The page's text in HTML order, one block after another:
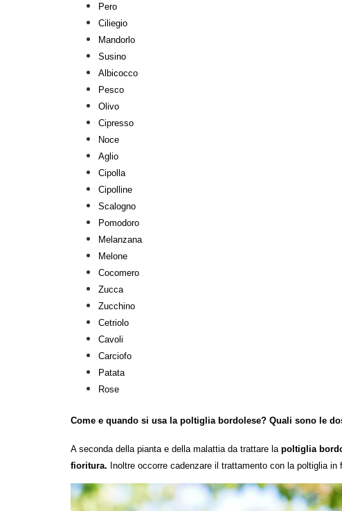
Pero
Ciliegio
Mandorlo
Susino
Albicocco
Pesco
Olivo
Cipresso
Noce
Aglio
Cipolla
Cipolline
Scalogno
Pomodoro
Melanzana
Melone
Cocomero
Zucca
Zucchino
Cetriolo
Cavoli
Carciofo
Patata
Rose
Come e quando si usa la poltiglia bordolese? Quali sono le
A seconda della pianta e della malattia da trattare la poltiglia
fioritura. Inoltre occorre cadenzare il trattamento con la poltiglia in